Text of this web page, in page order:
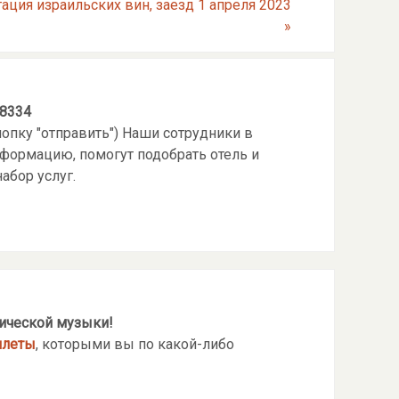
израильских вин, заезд 1 апреля 2023
»
"отправить") Наши сотрудники в
помогут подобрать отель и
услуг.
музыки!
, которыми вы по какой-либо